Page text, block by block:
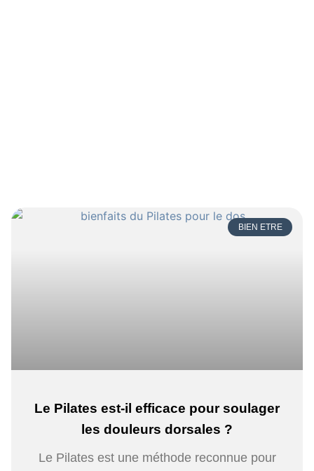
BIEN ETRE
Le Pilates est-il efficace pour soulager
les douleurs dorsales ?
Le Pilates est une méthode reconnue pour